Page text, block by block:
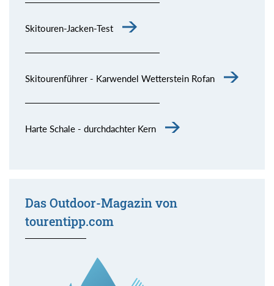
Skitouren-Jacken-Test
Skitourenführer - Karwendel Wetterstein Rofan
Harte Schale - durchdachter Kern
Das Outdoor-Magazin von
tourentipp.com